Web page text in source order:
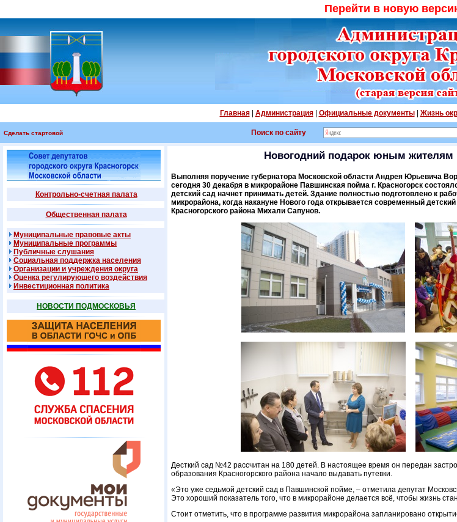
Перейти в новую
Главная| Администрация| Официальные документы| Жизнь
Сделать стартовой Поиск по сайту
Контрольно-счетная палата
Общественная палата
Муниципальные правовые акты
Муниципальные программы
Публичные слушания
Социальная поддержка населения
Организации и учреждения округа
Оценка регулирующего воздействия
Инвестиционная политика
НОВОСТИ ПОДМОСКОВЬЯ
Новогодний подарок юным
Выполняя поручение губернатора Московской области Андрея Юрьевича
сегодня 30 декабря в микрорайоне Павшинская пойма г. Красногорск
детский сад начнет принимать детей. Здание полностью подготовлено к
микрорайона, когда накануне Нового года открывается современный
Красногорского района Михали Сапунов.
Десткий сад №42 рассчитан на 180 детей. В настоящее время он передан
образования Красногорского района начало выдавать путевки.
«Это уже седьмой детский сад в Павшинской пойме, – отметила депутат
Это хороший показатель того, что в микрорайоне делается всё, чтобы жизнь
Стоит отметить, что в программе развития микрорайона запланировано